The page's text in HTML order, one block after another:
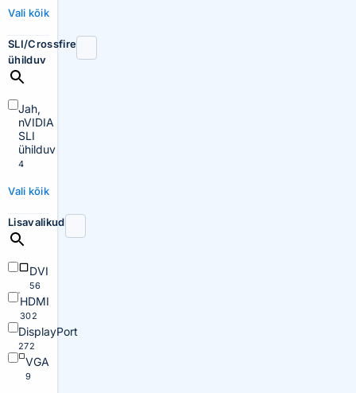
Vali kõik
SLI/Crossfire
ühilduv
Jah,
nVIDIA
SLI
ühilduv
4
Vali kõik
Lisavalikud
DVI
56
HDMI
302
DisplayPort
272
VGA
9